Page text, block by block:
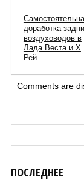
доработка
воздуховодов в
Лада Веста и Х
Рей
Comments are
ПОСЛЕДНЕЕ